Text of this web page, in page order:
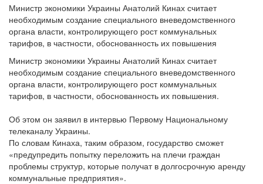
Министр экономики Украины Анатолий Кинах считает
необходимым создание специального вневедомственного
органа власти, контролирующего рост коммунальных
тарифов, в частности, обоснованность их повышения
Министр экономики Украины Анатолий Кинах считает
необходимым создание специального вневедомственного
органа власти, контролирующего рост коммунальных
тарифов, в частности, обоснованность их повышения.
Об этом он заявил в интервью Первому Национальному
телеканалу Украины.
По словам Кинаха, таким образом, государство сможет
«предупредить попытку переложить на плечи граждан
проблемы структур, которые получат в долгосрочную аренду
коммунальные предприятия».